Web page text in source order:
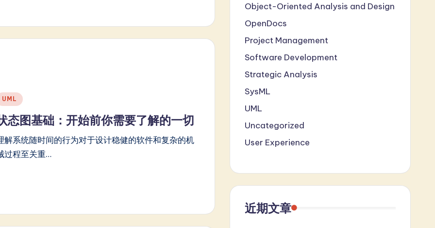
UML
态图基础：开始前你需要了解的一切
解系统随时间的行为对于设计稳健的软件和复杂的机
过程至关重…
Object-Oriented Analysis and Design
OpenDocs
Project Management
Software Development
Strategic Analysis
SysML
UML
Uncategorized
User Experience
近期文章